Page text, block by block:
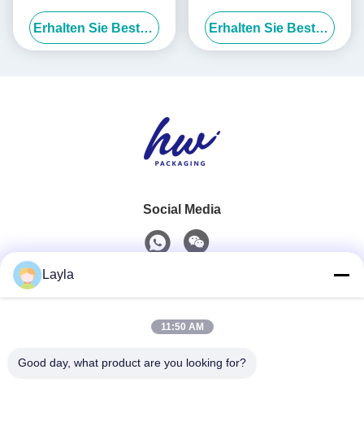
Einkaufspapiertüten Logo
Custom
Erhalten Sie Besten Preis
im INS-Stil,
Geburtstagsgeschenktüten
Erhalten Sie Besten Preis
Social Media
0086-18688885859
Layla
11:50 AM
Good day, what product are you looking for?